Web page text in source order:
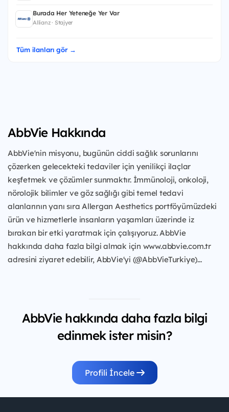
Burada Her Yeteneğe Yer Var
Allianz · Stajyer
Tüm ilanları gör →
AbbVie Hakkında
AbbVie'nin misyonu, bugünün ciddi sağlık sorunlarını
çözerken gelecekteki tedaviler için yenilikçi ilaçlar
keşfetmek ve çözümler sunmaktır. İmmünoloji, onkoloji,
nörolojik bilimler ve göz sağlığı gibi temel tedavi
alanlarının yanı sıra Allergan Aesthetics portföyümüzdeki
ürün ve hizmetlerle insanların yaşamları üzerinde iz
bırakan bir etki yaratmak için çalışıyoruz. AbbVie
hakkında daha fazla bilgi almak için www.abbvie.com.tr
adresini ziyaret edebilir, AbbVie'yi (@AbbVieTurkiye)...
AbbVie hakkında daha fazla bilgi
edinmek ister misin?
Profili İncele